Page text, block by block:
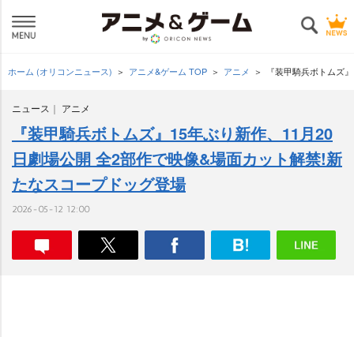
ホーム (オリコンニュース) アニメ&ゲーム TOP アニメ 『装甲騎兵ボトムズ
ニュース アニメ
『装甲騎兵ボトムズ』15年ぶり新作、11月20
日劇場公開 全2部作で映像&場面カット解禁!新
たなスコープドッグ登場
2026-05-12 12:00